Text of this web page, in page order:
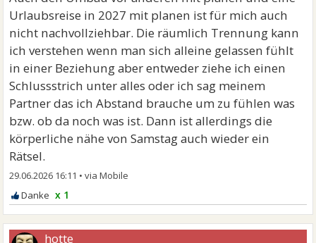
Urlaubsreise in 2027 mit planen ist für mich auch
nicht nachvollziehbar. Die räumlich Trennung kann
ich verstehen wenn man sich alleine gelassen fühlt
in einer Beziehung aber entweder ziehe ich einen
Schlussstrich unter alles oder ich sag meinem
Partner das ich Abstand brauche um zu fühlen was
bzw. ob da noch was ist. Dann ist allerdings die
körperliche nähe von Samstag auch wieder ein
Rätsel.
29.06.2026 16:11 •
x 1
hotte